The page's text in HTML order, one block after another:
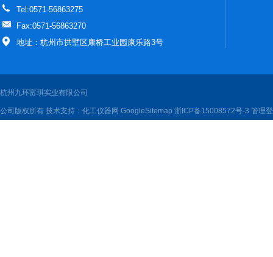
Tel:0571-56863275
Fax:0571-56863270
地址：杭州市拱墅区康桥工业园康乐路3号
杭州九环富琪实业有限公司
公司版权所有 技术支持： 化工仪器网 GoogleSitemap 浙ICP备15008572号-3 管理